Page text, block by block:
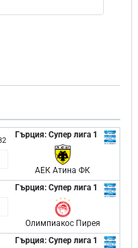
Гърция: Супер лига 1
АЕК Атина ФК
Гърция: Супер лига 1
Олимпиакос Пирея
Гърция: Супер лига 1